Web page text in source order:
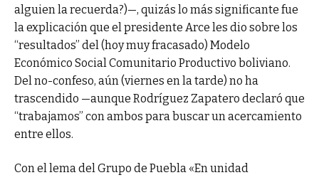
alguien la recuerda?)—, quizás lo más significante fue
la explicación que el presidente Arce les dio sobre los
“resultados” del (hoy muy fracasado) Modelo
Económico Social Comunitario Productivo boliviano.
Del no-confeso, aún (viernes en la tarde) no ha
trascendido —aunque Rodríguez Zapatero declaró que
“trabajamos” con ambos para buscar un acercamiento
entre ellos.
Con el lema del Grupo de Puebla «En unidad